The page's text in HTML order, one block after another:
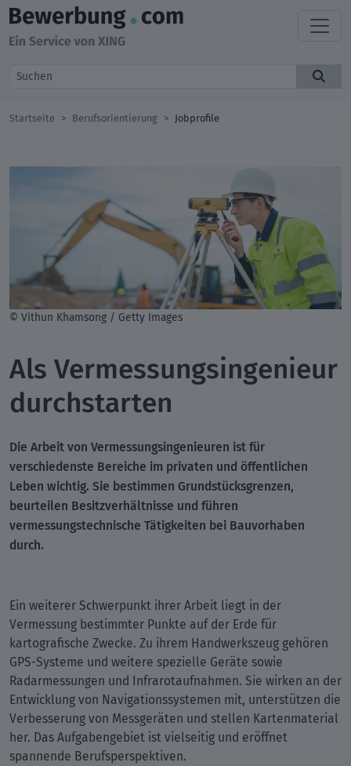
Startseite Berufsorientierung Jobprofile
© Vithun Khamsong / Getty Images
Als Vermessungsingenieur
durchstarten
Die Arbeit von Vermessungsingenieuren ist für
verschiedenste Bereiche im privaten und öffentlichen
Leben wichtig. Sie bestimmen Grundstücksgrenzen,
beurteilen Besitzverhältnisse und führen
vermessungstechnische Tätigkeiten bei Bauvorhaben
durch.
Ein weiterer Schwerpunkt ihrer Arbeit liegt in der
Vermessung bestimmter Punkte auf der Erde für
kartografische Zwecke. Zu ihrem Handwerkszeug gehören
GPS-Systeme und weitere spezielle Geräte sowie
Radarmessungen und Infrarotaufnahmen. Sie wirken an der
Entwicklung von Navigationssystemen mit, unterstützen die
Verbesserung von Messgeräten und stellen Kartenmaterial
her. Das Aufgabengebiet ist vielseitig und eröffnet
spannende Berufsperspektiven.